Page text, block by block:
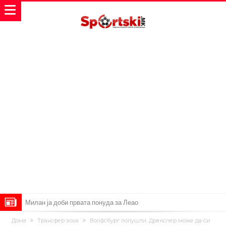
Милан ја доби првата понуда за Леао
Италијански петтолигаш добива неверојатен стадион од 62
Дома Трансфер зона
Волфсбург попушти: Дрекслер може да си